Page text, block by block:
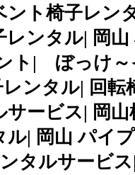
ト椅子レン
ンタル| 岡
ト| ぼっけ
ンタル| 回転
ービス| 岡
ル| 岡山 パイ
タルサービ